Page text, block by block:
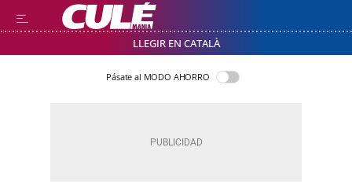
LLEGIR EN CATALÀ
Pásate al MODO AHORRO